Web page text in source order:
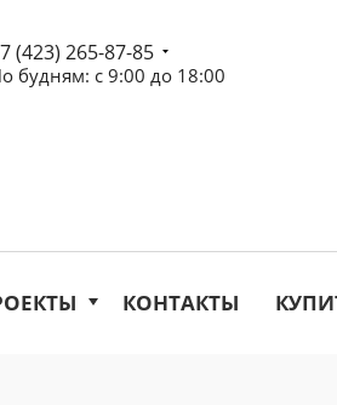
(423) 265-87-85
будням: с 9:00 до 18:00
КОНТАКТЫ